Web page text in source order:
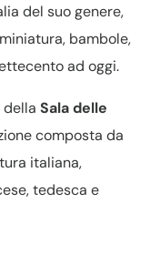
del suo genere,
bambole,
ad oggi.
dellaSala delle
composta da
italiana,
tedesca e